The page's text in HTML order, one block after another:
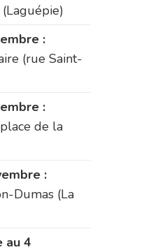
:
(rue Saint-
:
de la
:
Dumas (La
au 4